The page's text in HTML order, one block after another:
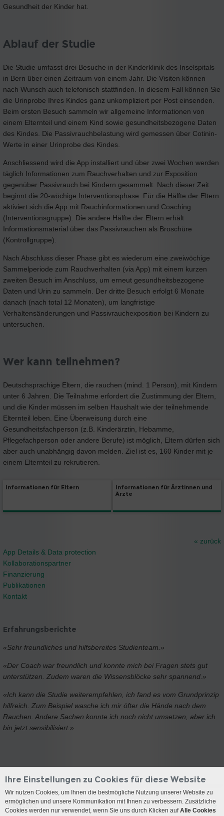
Gesundheit der Kinder hat.
Ablauf der Studie
Die Studie umfasst drei Besuche in der Kinderklinik des Inselspitals
in Bern über einen Zeitraum von einem Jahr. Die Visiten können
nach Wunsch auch telefonisch stattfinden. In diesem Fall können Sie
die Urinprobe Ihres Kindes ganz unkompliziert per Post einsenden.
Beim ersten Besuch sammeln wir allgemeine Informationen von
einem Elternteil und einem Kind sowie gesundheitsbezogene Daten
des Kindes. Die Passivrauchbelastung wird gemessen über Cotinin-
Werte in einer Urinprobe des Kindes.
Anschliessend wird die App installiert und über zwei Wochen werden
täglich Informationen zum Rauchverhalten und zur Exposition
gegenüber Passivrauch bei Kindern gesammelt. Nach dieser Zeit
beginnt die 20-wöchige Interventionsphase. Für die Hälfte der Eltern
aktiviert sich die App mit Rauchinformationen und Coaching
(Interventionsgruppe). Die andere Hälfte der Eltern erhält
Informationsmaterial über das Passivrauchen als Broschüre
(Kontrollgruppe).
Nach Abschluss dieser Phase gibt es wiederum eine zweiwöchige
Sammelperiode zum Rauchverhalten (via App) mit einem kurzen
zweiten Besuch im Anschluss, um erneut gesundheitsbezogene
Daten und Urin zu sammeln. Der dritte Besuch erfolgt 6 Monate
danach (nach total 12 Monaten), um langfristige
Verhaltensänderungen und Passivrauchexposition bei Kindern zu
untersuchen.
Wer kann teilnehmen?
Deutschsprachige Eltern, die rauchen (mind. 1 Person), mit Kindern
unter 6 Jahren. Die Teilnahme erfordert die Zustimmung der Eltern,
und die Kinder müssen im selben Haushalt wie der teilnehmende
Elternteil leben. Eine Überweisung durch eine
Gesundheitsfachperson (z.B. Kinderärztin, Hebamme,
Pflegefachperson oder andere Berufe) ist möglich, Eltern dürfen sich
aber auch unabhängig davon melden. Ziel ist es, 160 Kinder mit je
einem Elternteil zu rekrutieren.
Informationen für Eltern
Informationen für Ärztinnen und
Ärzte
« zurück
App Details & Data protection
Kollaborationspartner
Finanzierung
Publikationen
Kontakt
Erfahrungsberichte
«Sehr freundliches und hilfsbereites Studienteam.»
«Der Coach war freundlich und konnte mich bei Fragen stets gut
unterstützen. Zudem waren die Wissensblöcke sehr spannend.»
«Ich kann die Studie weiterempfehlen, ich fand es vom Grundprinzip
hilfreich. Zum Beispiel wasche ich mir öfter die Hände nach dem
Rauchen. Andere Sachen konnte ich noch nicht umsetzen, aber ich
bin jetzt sensibilisiert.»
Kontakt
Ihre Einstellungen zu Cookies für diese Website
Wir nutzen Cookies, um Ihnen die bestmögliche Nutzung unserer Website zu
ermöglichen und unsere Kommunikation mit Ihnen zu verbessern. Zusätzliche
Cookies werden nur verwendet, wenn Sie uns durch Klicken aufAlle Cookies